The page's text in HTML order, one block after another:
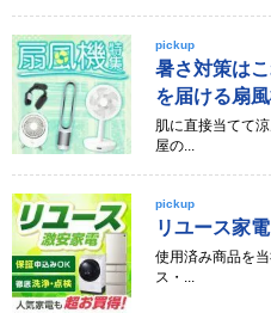
pickup
暑さ対策は
を届ける扇
肌に直接当てて
屋の...
pickup
リユース家
使用済み商品を
ス・...